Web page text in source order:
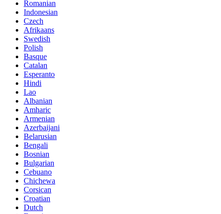
Romanian
Indonesian
Czech
Afrikaans
Swedish
Polish
Basque
Catalan
Esperanto
Hindi
Lao
Albanian
Amharic
Armenian
Azerbaijani
Belarusian
Bengali
Bosnian
Bulgarian
Cebuano
Chichewa
Corsican
Croatian
Dutch